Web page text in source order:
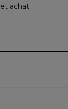
achat